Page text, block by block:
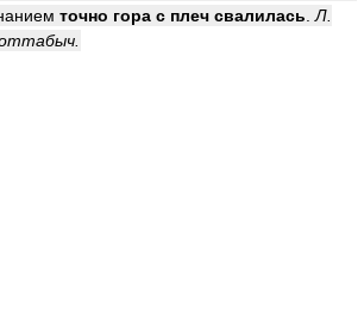
точно гора с плеч свалилась Л.